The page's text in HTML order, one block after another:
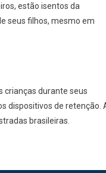
estão isentos da
seus filhos, mesmo em
crianças durante seus
dispositivos de retenção.
brasileiras.